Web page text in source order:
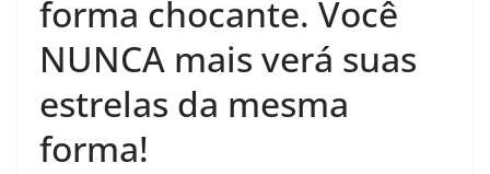
forma chocante. Você
NUNCA mais verá suas
estrelas da mesma
forma!